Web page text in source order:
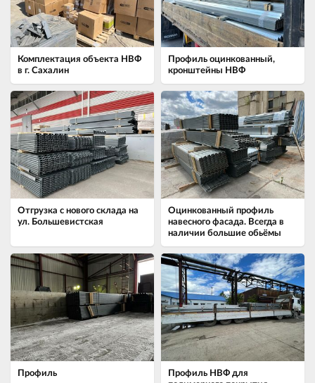
Комплектация объекта НВФ
в г. Сахалин
Профиль оцинкованный,
кронштейны НВФ
Отгрузка с нового склада на
ул. Большевистская
Оцинкованный профиль
навесного фасада. Всегда в
наличии большие обьёмы
Профиль
Профиль НВФ для